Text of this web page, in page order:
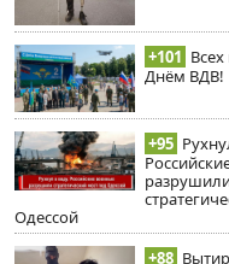
+101
Днём ВДВ!
+95
Одессой
+88